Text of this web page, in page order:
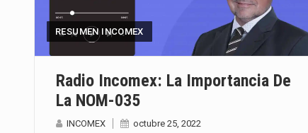
RESUMEN INCOMEX
Radio Incomex: La Importancia De
La NOM-035
INCOMEX octubre 25, 2022